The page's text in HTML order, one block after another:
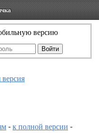
версию
-к полной версии -